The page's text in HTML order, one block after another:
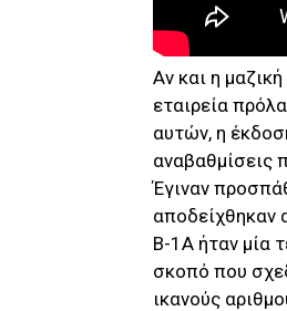
Αν και η
εταιρεία
αυτών, η
αναβαθμίσεις
Έγιναν
αποδείχθηκαν
Β-1Α ήταν μία
σκοπό που
ικανούς